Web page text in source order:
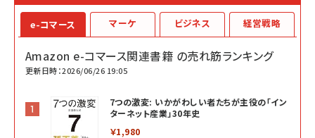
e-コマース
Amazon e-コマース関連書籍 の売れ筋ランキング
更新日時：2026/06/26 19:05
7つの激変: いかがわしい者たちが主役の「イン
ターネット産業」30年史
￥1,980
マーケ ビジネス 経営戦略